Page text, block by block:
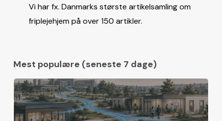
Vi har fx. Danmarks største artikelsamling om
friplejehjem på over 150 artikler.
Mest populære (seneste 7 dage)